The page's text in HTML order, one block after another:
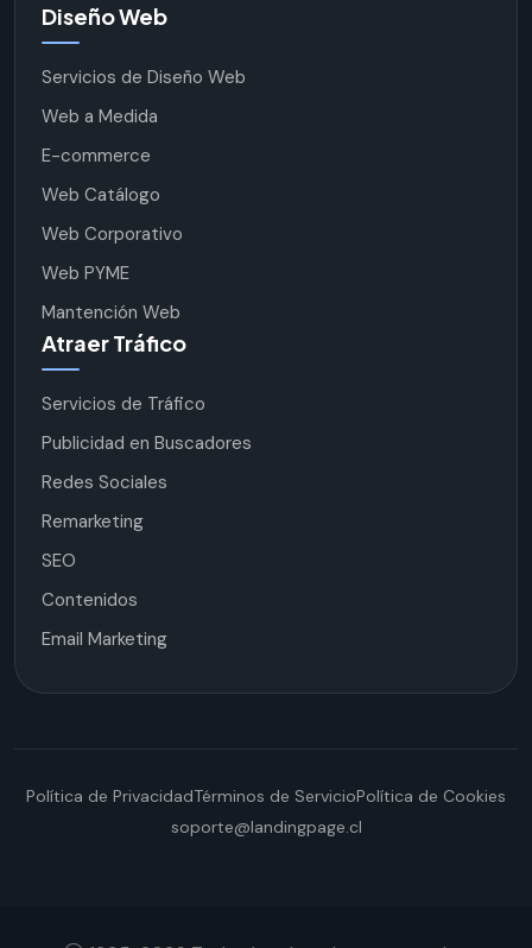
Diseño Web
Servicios de Diseño Web
Web a Medida
E-commerce
Web Catálogo
Web Corporativo
Web PYME
Mantención Web
Atraer Tráfico
Servicios de Tráfico
Publicidad en Buscadores
Redes Sociales
Remarketing
SEO
Contenidos
Email Marketing
Política de PrivacidadTérminos de ServicioPolítica de Cookies
soporte@landingpage.cl